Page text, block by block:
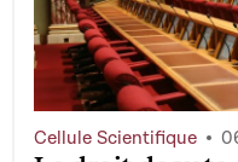
Cellule Scientifique